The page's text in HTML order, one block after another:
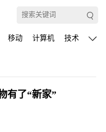
移动 计算机 技术 通信
有了“新家”